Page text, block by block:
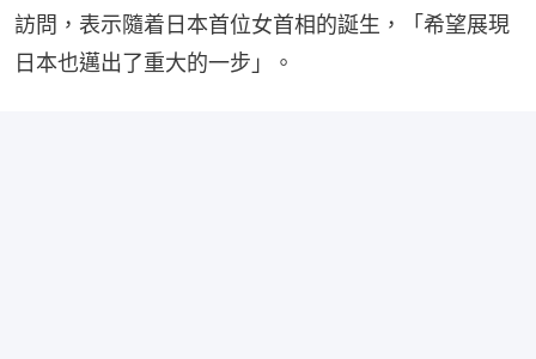
訪問，表示隨着日本首位女首相的誕生，「希望展現
日本也邁出了重大的一步」。